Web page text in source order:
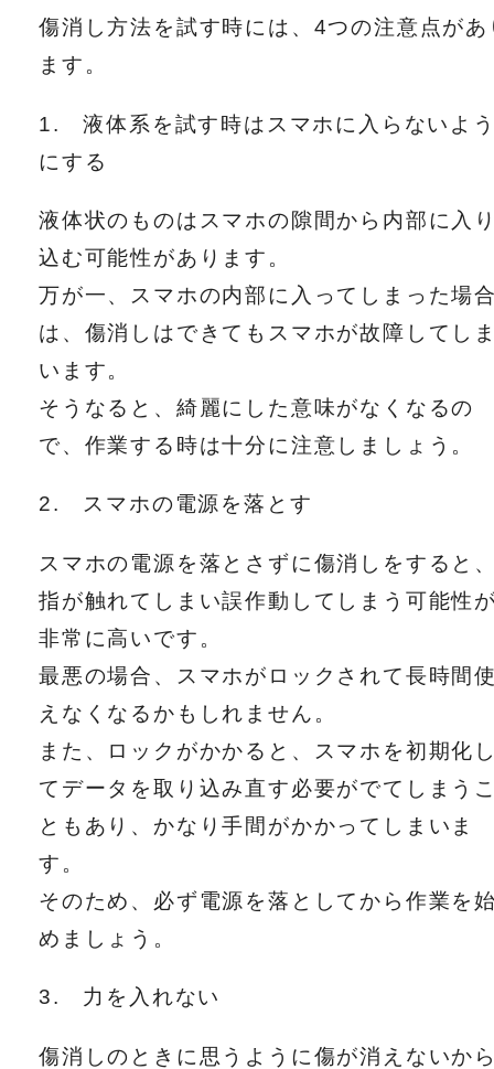
傷消し方法を試す時には、4つの注意点があ
ます。
1. 液体系を試す時はスマホに入らないよ
にする
液体状のものはスマホの隙間から内部に入
込む可能性があります。
万が一、スマホの内部に入ってしまった場
は、傷消しはできてもスマホが故障してし
います。
そうなると、綺麗にした意味がなくなるの
で、作業する時は十分に注意しましょう。
2. スマホの電源を落とす
スマホの電源を落とさずに傷消しをすると
指が触れてしまい誤作動してしまう可能性
非常に高いです。
最悪の場合、スマホがロックされて長時間
えなくなるかもしれません。
また、ロックがかかると、スマホを初期化
てデータを取り込み直す必要がでてしまう
ともあり、かなり手間がかかってしまいま
す。
そのため、必ず電源を落としてから作業を
めましょう。
3. 力を入れない
傷消しのときに思うように傷が消えないか